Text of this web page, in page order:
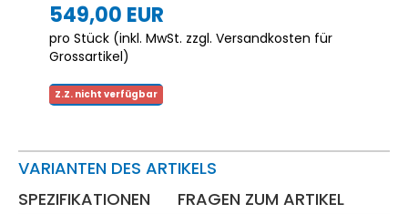
549,00 EUR
pro Stück (inkl. MwSt. zzgl. Versandkosten für
Grossartikel)
Z.Z. nicht verfügbar
VARIANTEN DES ARTIKELS
SPEZIFIKATIONEN
FRAGEN ZUM ARTIKEL